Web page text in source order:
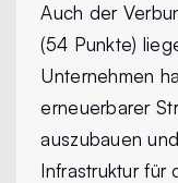
Auch der
(54 Punkte)
Unternehmen
erneuerbarer
auszubauen
Infrastruktur für